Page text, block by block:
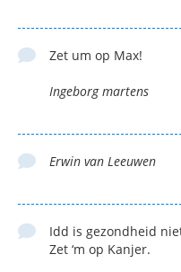
Zet um op Max!
Ingeborg martens
Erwin van Leeuwen
Idd is gezondheid
Zet ‘m op Kanjer.